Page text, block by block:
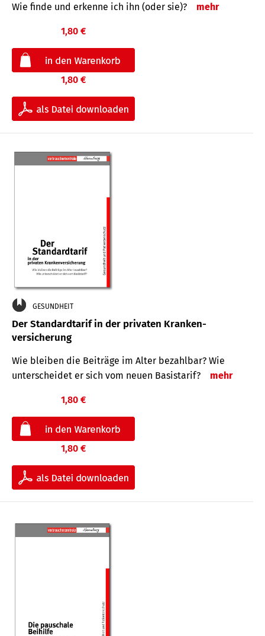
Wie finde und erkenne ich ihn (oder sie)? mehr
1,80 €
1,80 €
GESUNDHEIT
Der Standard­tarif in der privaten Kranken­
versicherung
Wie bleiben die Beiträge im Alter bezahlbar? Wie
unterscheidet er sich vom neuen Basistarif?
mehr
1,80 €
1,80 €